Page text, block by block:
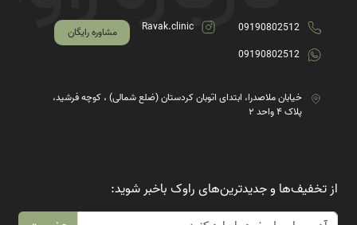
09190802512
09190802512
Ravak.clinic مشاوره رایگان
خیابان ملاصدرا، ابتدای اتوبان کردستان (ضلع شمالی) ، کوچه فرشید،
پلاک ۴ واحد ۲
از تخفیف‌ها و جدیدترین‌های راوک باخبر شوید: